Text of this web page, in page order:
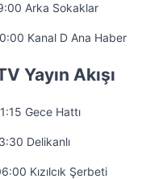
Arka Sokaklar
Kanal D Ana Haber
Yayın Akışı
Gece Hattı
Delikanlı
Kızılcık Şerbeti